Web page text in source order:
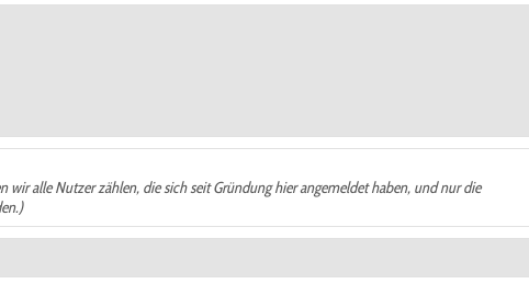
alle Nutzer zählen, die sich seit Gründung hier angemeldet haben, und nur die